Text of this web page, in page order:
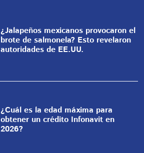
¿Jalapeños mexicanos provocaron el
brote de salmonela? Esto revelaron
autoridades de EE.UU.
¿Cuál es la edad máxima para
obtener un crédito Infonavit en
2026?